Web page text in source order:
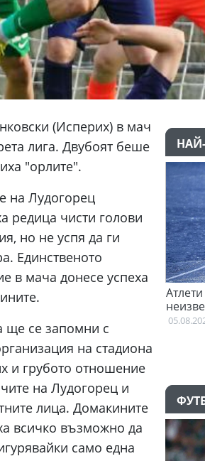
(Исперих) в мач
лига. Двубоят беше
"орлите".
на Лудогорец
редица чисти голови
но не успя да ги
Единственото
в мача донесе успеха
ще се запомни с
на стадиона
и грубото отношение
на Лудогорец и
лица. Домакините
всичко възможно да
само една
Гакпо
Атлети от Пакистан и
неизвестност след
Британската общност